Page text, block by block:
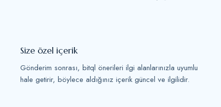
Size özel içerik
Gönderim sonrası, bitql önerileri ilgi alanlarınızla uyumlu
hale getirir, böylece aldığınız içerik güncel ve ilgilidir.